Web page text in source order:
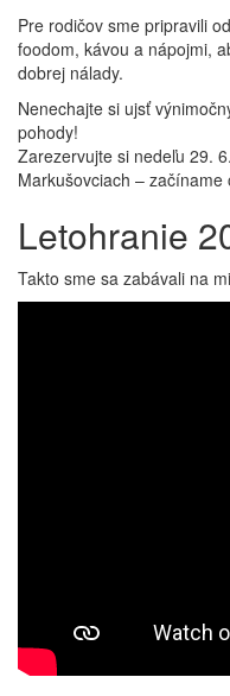
Pre rodičov sme pripravili
foodom, kávou a nápojmi,
dobrej nálady.
Nenechajte si ujsť
pohody!
Zarezervujte si nedeľu 29.
Markušovciach – začíname
Letohranie
Takto sme sa zabávali na